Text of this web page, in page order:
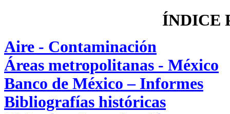
ÍNDICE
Aire - Contaminación
Áreas metropolitanas - México
Banco de México – Informes
Bibliografías históricas